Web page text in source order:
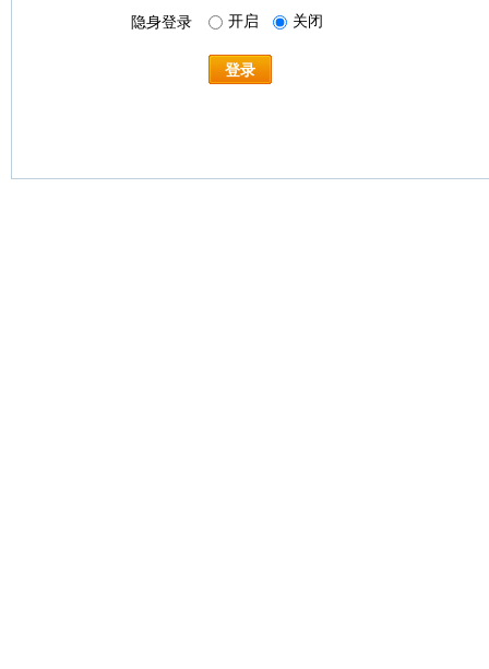
隐身登录 开启 关闭
登录